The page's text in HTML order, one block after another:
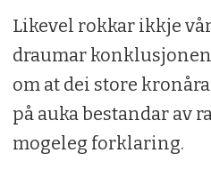
Likevel rokkar ikkje
draumar
om at dei store
på auka bestandar av
mogeleg forklaring.